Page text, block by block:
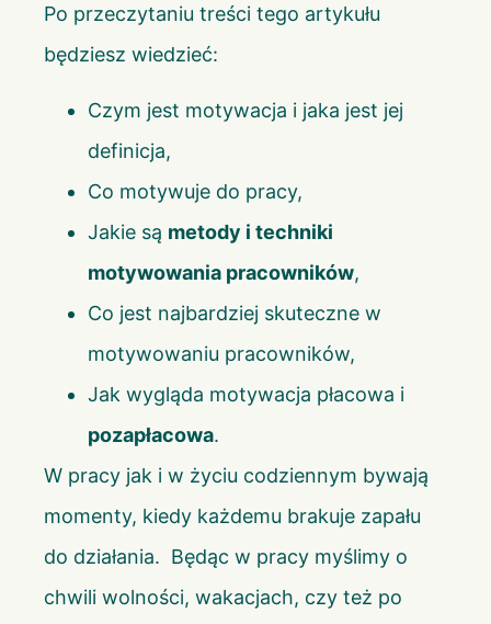
Po przeczytaniu treści tego artykułu
będziesz wiedzieć:
Czym jest motywacja i jaka jest jej
definicja,
Co motywuje do pracy,
Jakie są metody i techniki
motywowania pracowników,
Co jest najbardziej skuteczne w
motywowaniu pracowników,
Jak wygląda motywacja płacowa i
pozapłacowa.
W pracy jak i w życiu codziennym bywają
momenty, kiedy każdemu brakuje zapału
do działania. Będąc w pracy myślimy o
chwili wolności, wakacjach, czy też po